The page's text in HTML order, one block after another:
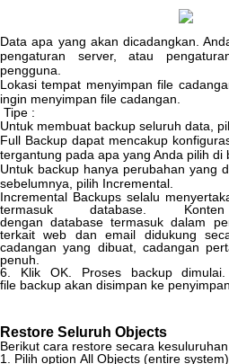
Data apa yang akan dicadangkan.
pengaturan
server, atau
pengguna.
Lokasi tempat menyimpan file
ingin menyimpan file cadangan.
Tipe :
Untuk membuat backup seluruh data,
Full Backup dapat mencakup
tergantung pada apa yang Anda pilih di
Untuk backup hanya perubahan yang
sebelumnya, pilih Incremental.
Incremental Backups selalu
termasuk
database. Konten
dengan database termasuk dalam
terkait web dan email didukung
cadangan yang dibuat, cadangan
penuh.
6. Klik OK. Proses backup dimulai.
file backup akan disimpan ke
Restore Seluruh Objects
Berikut cara restore secara kesuluruhan
1. Pilih option All Objects (entire system)